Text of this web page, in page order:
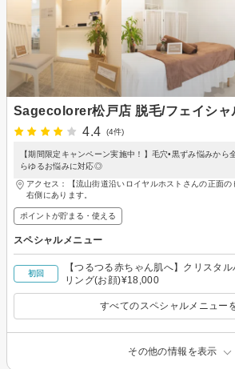
Sagecolorer松戸店 脱毛/フェイシャ
4.4
(4件)
【期間限定キャンペーン実施中！】毛穴•黒ずみ悩みから
らゆるお悩みに対応◎
アクセス：【流山街道沿いロイヤルホストさんの正面
右側にあります。
ポイントが貯まる・使える
スペシャルメニュー
初回
【つるつる赤ちゃん肌へ】クリスタ
リング(お顔)¥18,000
すべてのスペシャルメニュー
その他の情報を表示